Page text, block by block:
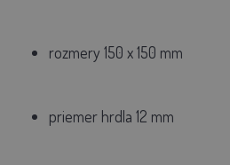
rozmery 150 x 150 mm
priemer hrdla 12 mm